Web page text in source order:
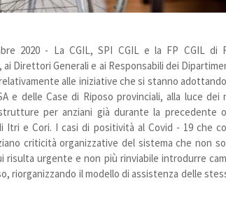
2020 - La CGIL, SPI CGIL e la FP CGIL di
Direttori Generali e ai Responsabili dei
alle iniziative che si stanno
e delle Case di Riposo provinciali, alla luce
per anziani già durante la precedente
Itri e Cori. I casi di positività al Covid - 19 che
criticità organizzative del sistema che non
urgente e non più rinviabile introdurre
riorganizzando il modello di assistenza delle